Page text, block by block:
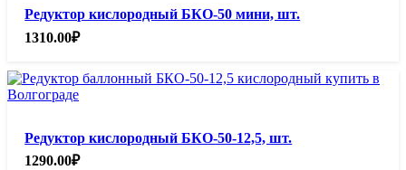
Редуктор кислородный БКО-50 мини, шт.
1310.00₽
Редуктор кислородный БКО-50-12,5, шт.
1290.00₽